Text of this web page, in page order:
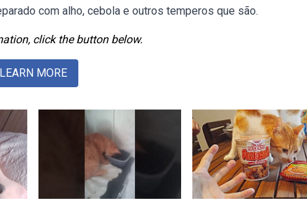
com alho, cebola e outros temperos que são.
click the button below.
LEARN MORE